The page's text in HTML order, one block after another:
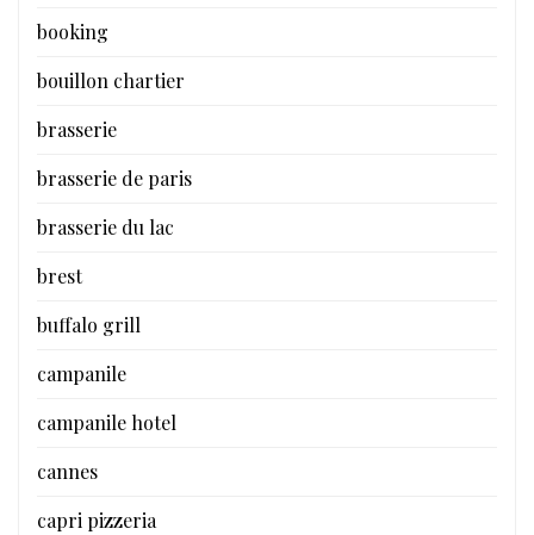
booking
bouillon chartier
brasserie
brasserie de paris
brasserie du lac
brest
buffalo grill
campanile
campanile hotel
cannes
capri pizzeria